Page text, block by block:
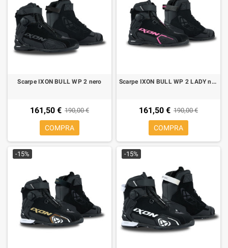
Scarpe IXON BULL WP 2 nero
161,50 € 190,00 €
COMPRA
Scarpe IXON BULL WP 2 LADY nero fucsia
161,50 € 190,00 €
COMPRA
-15% -15%